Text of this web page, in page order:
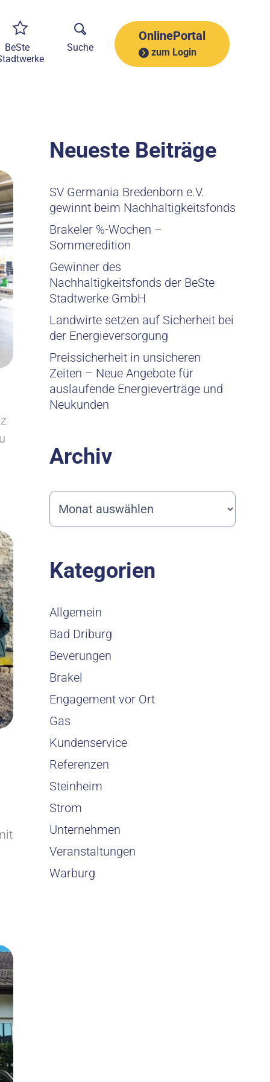
BeSte
Suche
OnlinePortal
zum Login
Neueste Beiträge
SV Germania Bredenborn e.V.
gewinnt beim Nachhaltigkeitsfonds
Brakeler %-Wochen –
Sommeredition
Gewinner des
Nachhaltigkeitsfonds der BeSte
Stadtwerke GmbH
Landwirte setzen auf Sicherheit bei
der Energieversorgung
Preissicherheit in unsicheren
Zeiten – Neue Angebote für
auslaufende Energieverträge und
Neukunden
Archiv
Kategorien
Allgemein
Bad Driburg
Beverungen
Brakel
Engagement vor Ort
Gas
Kundenservice
Referenzen
Steinheim
Strom
Unternehmen
Veranstaltungen
Warburg